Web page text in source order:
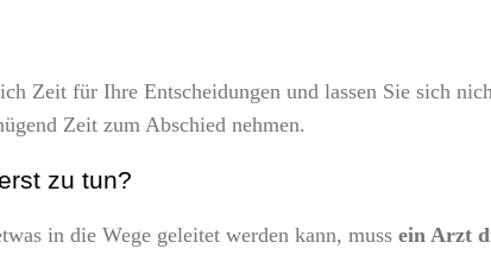
Zeit für Ihre Entscheidungen und lassen Sie sich
Zeit zum Abschied nehmen.
zu tun?
in die Wege geleitet werden kann, muss ein Arzt